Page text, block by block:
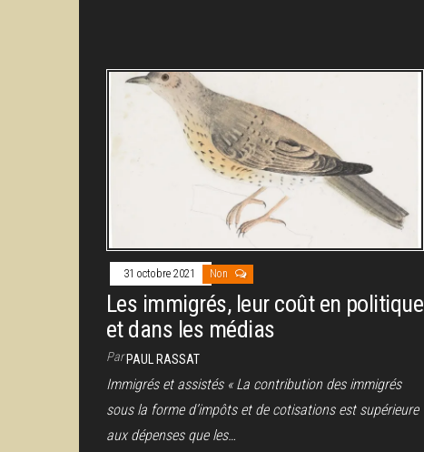
31 octobre 2021 Non
Les immigrés, leur coût en politique
et dans les médias
ParPAUL RASSAT
Immigrés et assistés « La contribution des immigrés
sous la forme d’impôts et de cotisations est supérieure
aux dépenses que les…